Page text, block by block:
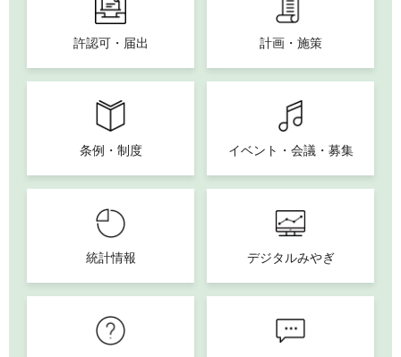
許認可・届出 計画・施策
条例・制度 イベント・会議・募集
統計情報 デジタルみやぎ